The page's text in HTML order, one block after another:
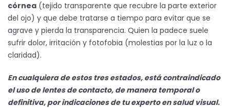
córnea (tejido transparente que recubre la parte exterior
del ojo) y que debe tratarse a tiempo para evitar que se
agrave y pierda la transparencia. Quien la padece suele
sufrir dolor, irritación y fotofobia (molestias por la luz o la
claridad).
En cualquiera de estos tres estados, está contraindicado
el uso de lentes de contacto, de manera temporal o
definitiva, por indicaciones de tu experto en salud visual.